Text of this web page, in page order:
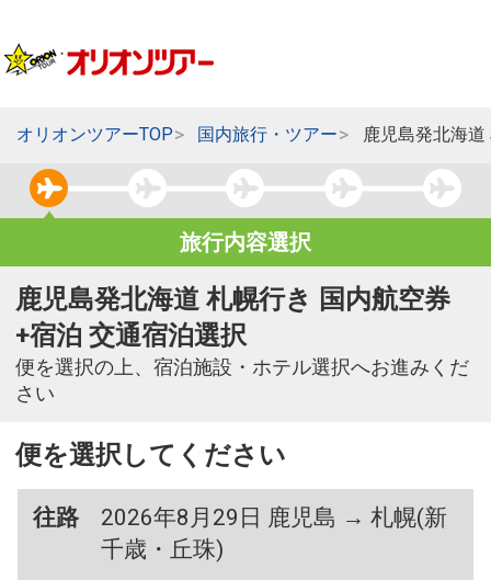
オリオンツアーTOP 国内旅行・ツアー 鹿児島発北海
旅行内容選択
鹿児島発北海道 札幌行き 国内航空券
+宿泊 交通宿泊選択
便を選択の上、宿泊施設・ホテル選択へお進みくだ
さい
便を選択してください
往路
2026年8月29日 鹿児島 → 札幌(新
千歳・丘珠)